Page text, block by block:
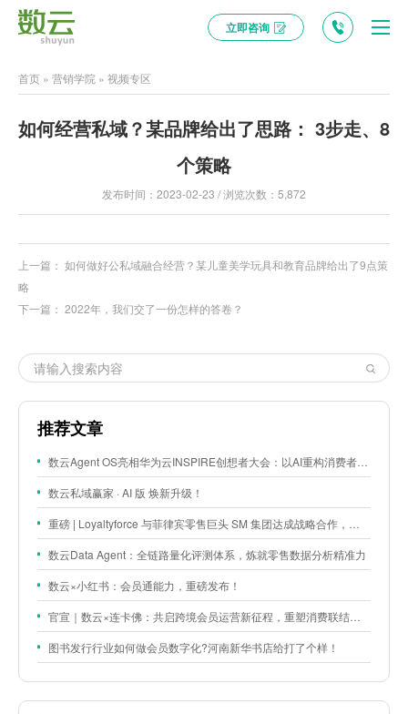
立即咨询
首页 » 营销学院 » 视频专区
如何经营私域？某品牌给出了思路： 3步走、8
个策略
发布时间：2023-02-23 / 浏览次数：5,872
上一篇： 如何做好公私域融合经营？某儿童美学玩具和教育品牌给出了9点策
略
下一篇： 2022年，我们交了一份怎样的答卷？
推荐文章
数云Agent OS亮相华为云INSPIRE创想者大会：以AI重构消费者运营与零售营销新范式
数云私域赢家 · AI 版 焕新升级！
重磅 | Loyaltyforce 与菲律宾零售巨头 SM 集团达成战略合作，携手开启 SMAC 会员数智化运营新征程
数云Data Agent：全链路量化评测体系，炼就零售数据分析精准力
数云×小红书：会员通能力，重磅发布！
官宣｜数云×连卡佛：共启跨境会员运营新征程，重塑消费联结新体验
图书发行行业如何做会员数字化?河南新华书店给打了个样！